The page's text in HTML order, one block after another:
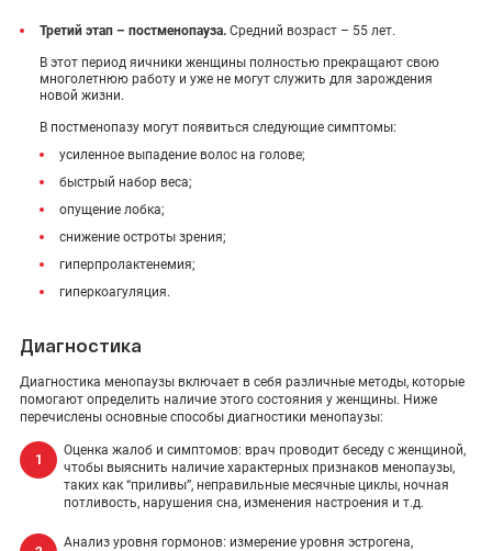
Третий этап – постменопауза. Средний возраст – 55 лет.
В этот период яичники женщины полностью прекращают свою
многолетнюю работу и уже не могут служить для зарождения
новой жизни.
В постменопазу могут появиться следующие симптомы:
усиленное выпадение волос на голове;
быстрый набор веса;
опущение лобка;
снижение остроты зрения;
гиперпролактенемия;
гиперкоагуляция.
Диагностика
Диагностика менопаузы включает в себя различные методы, которые
помогают определить наличие этого состояния у женщины. Ниже
перечислены основные способы диагностики менопаузы:
Оценка жалоб и симптомов: врач проводит беседу с женщиной,
чтобы выяснить наличие характерных признаков менопаузы,
таких как “приливы”, неправильные месячные циклы, ночная
потливость, нарушения сна, изменения настроения и т.д.
Анализ уровня гормонов: измерение уровня эстрогена,